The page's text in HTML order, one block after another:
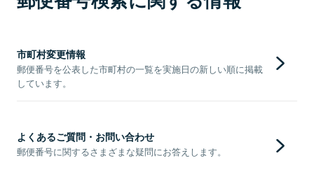
市町村変更情報
郵便番号を公表した市町村の一覧を実施日の新しい順に掲載
しています。
よくあるご質問・お問い合わせ
郵便番号に関するさまざまな疑問にお答えします。